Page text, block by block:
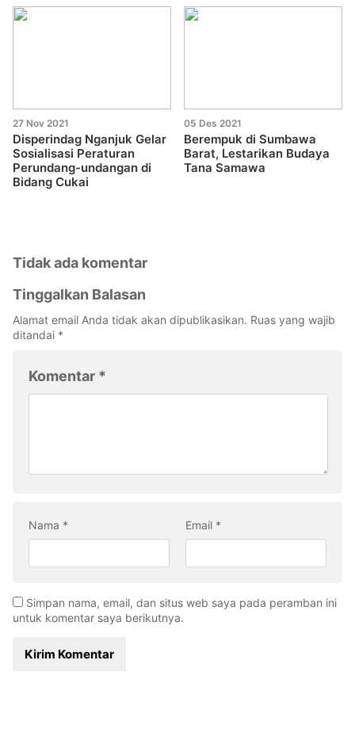
27 Nov 2021
Disperindag Nganjuk Gelar
Sosialisasi Peraturan
Perundang-undangan di
Bidang Cukai
05 Des 2021
Berempuk di Sumbawa
Barat, Lestarikan Budaya
Tana Samawa
Tidak ada komentar
Tinggalkan Balasan
Alamat email Anda tidak akan dipublikasikan. Ruas yang wajib
ditandai *
Komentar *
Nama * Email *
Simpan nama, email, dan situs web saya pada peramban ini
untuk komentar saya berikutnya.